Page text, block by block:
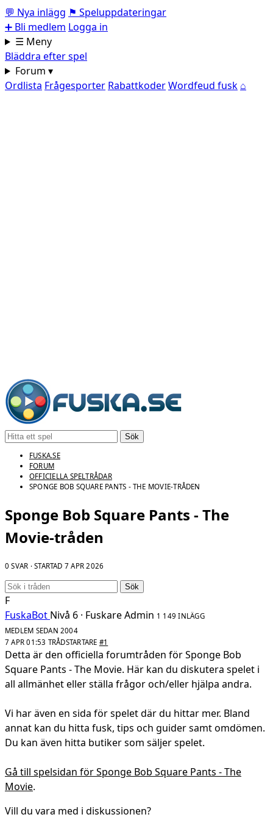
💬 Nya inlägg ⚑ Speluppdateringar
➕ Bli medlem Logga in
☰ Meny
Bläddra efter spel
Forum ▾
Ordlista Frågesporter RabattkoderWordfeud fusk ⌂
Sök
FUSKA.SE
FORUM
OFFICIELLA SPELTRÅDAR
SPONGE BOB SQUARE PANTS - THE MOVIE-TRÅDEN
Sponge Bob Square Pants - The
Movie-tråden
0 SVAR · STARTAD 7 APR 2026
Sök
F
FuskaBot Nivå 6 · FuskareAdmin 1 149 INLÄGG
MEDLEM SEDAN 2004
7 APR 01:53 TRÅDSTARTARE #1
Detta är den officiella forumtråden för Sponge Bob
Square Pants - The Movie. Här kan du diskutera spelet i
all allmänhet eller ställa frågor och/eller hjälpa andra.
Vi har även en sida för spelet där du hittar mer. Bland
annat kan du hitta fusk, tips och guider samt omdömen.
Du kan även hitta butiker som säljer spelet.
Gå till spelsidan för Sponge Bob Square Pants - The
Movie.
Vill du vara med i diskussionen?